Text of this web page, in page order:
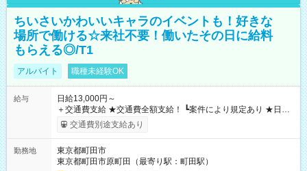
ちいさいかわいいキャラのイベントも！好きな
場所で働ける☆来社不要！働いたその日に給料
もらえる◎/T1
アルバイト 職種未経験OK
給与
日給13,000円～
＋交通費支給 ★交通費全額支給！ ┗案件により規定あり ★日払
いOK！（規定あり） ┗働いたその日に現金GET♪ お仕事後はコ
ンビニATMから 日払い分を引き落とせます！ 【試用期間】試
交通費別途支給あり
勤務地
東京都町田市
東京都町田市原町田（最寄り駅：町田駅）